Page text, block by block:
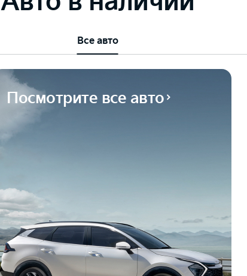
Все авто
Посмотрите все авто